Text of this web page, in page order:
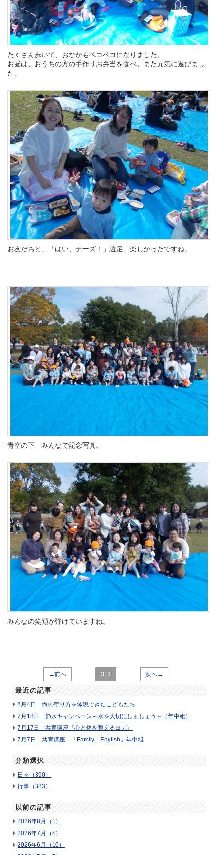
たくさん歩いて、おなかもペコペコになりました。
お昼は、おうちの方の手作りお弁当を食べ、また元気に遊びまし
た。
お友だちと、「はい、チーズ！」遠足、楽しかったですね。
青空の下、みんなで記念写真。
みんなの笑顔が弾けていますね。
←前へ 313 次へ→
最近の記事
8月4日 命の守り方を体現できたこどもたち
7月18日 節水キャンペーン～水を大切にしましょう～（年中組）
7月17日 共育講座『心と体を整えるヨガ』
7月7日 共育講座 「Family English」年中組
分類選択
日々（390）
行事（383）
以前の記事
2026年8月（1）
2026年7月（4）
2026年6月（10）